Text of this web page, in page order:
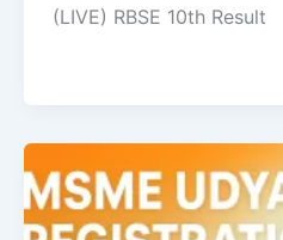
(LIVE) RBSE 10th Result